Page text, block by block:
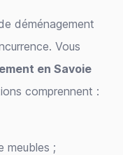
déménagement
Vous
en Savoie
comprennent :
meubles ;